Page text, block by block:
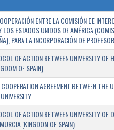
ENTRE LA COMISIÓN DE
LOS ESTADOS UNIDOS DE AMÉRICA
PARA LA INCORPORACIÓN DE
OF ACTION BETWEEN UNIVERSITY
OF SPAIN)
AGREEMENT BETWEEN THE
OF ACTION BETWEEN UNIVERSITY
(KINGDOM OF SPAIN)